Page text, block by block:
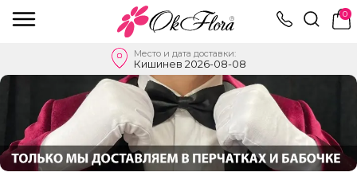
0
Место и дата доставки:
Кишинев 2026-08-08